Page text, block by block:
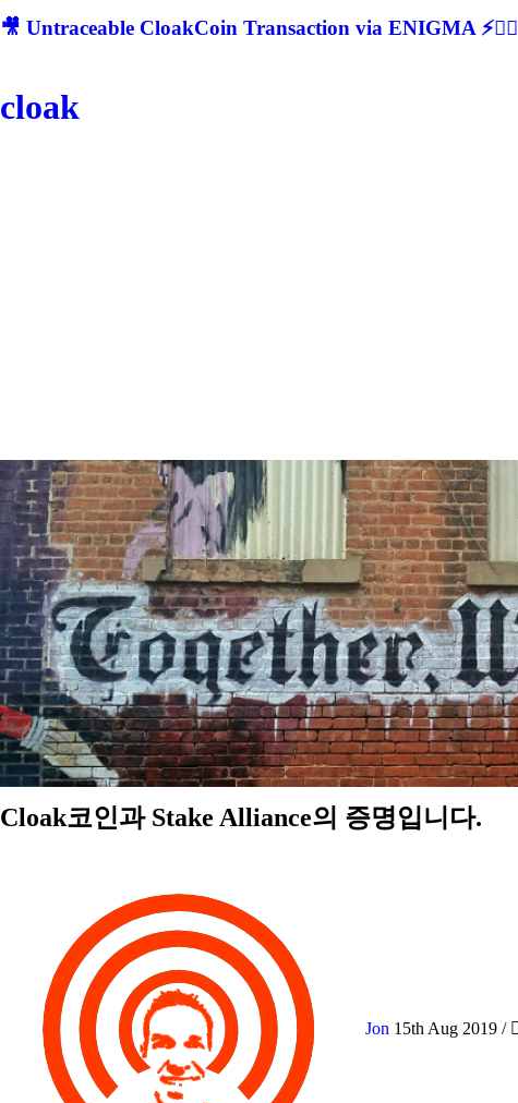
🎥 Untraceable CloakCoin Transaction via ENIGMA ⚡🕵‍♂
cloak
Cloak코인과 Stake Alliance의 증명입니다.
Jon 15th Aug 2019 /